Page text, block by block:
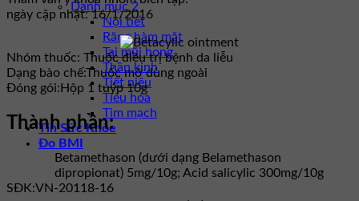
Danh mục 2
Nội tiết
Răng hàm mặt
Tai mũi họng
Thần kinh
Tiết niệu
Tiêu hóa
Tim mạch
Tin Sức Khỏe
Đo BMI
ngày cập nhật: 16/1/2016
Nhóm thuốc: Thuốc điều trị bệnh da liễu
Dạng bào chế:Thuốc mỡ dùng ngoài
Đóng gói: Hộp 1 tuýp 10g
Thành phần:
Betamethason (dưới dạng Belamethason
dipropionat) 5mg/10g; Acid salicylic 300mg/10g
SĐK:VN-20118-16